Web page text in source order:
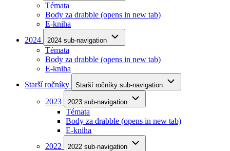
Témata
Body za drabble (opens in new tab)
E-kniha
2024
2024 sub-navigation
Témata
Body za drabble (opens in new tab)
E-kniha
Starší ročníky
Starší ročníky sub-navigation
2023 2023 sub-navigation
Témata
Body za drabble (opens in new tab)
E-kniha
2022
2022 sub-navigation